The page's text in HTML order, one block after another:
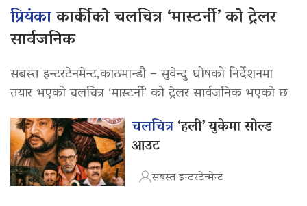
प्रियंकाकार्कीको चलचित्र ‘मास्टर्नी’ को ट्रेलर
सार्वजनिक
सबस्त इन्टरटेनमेन्ट,काठमान्डौ – सुवेन्दु घोषको निर्देशनमा
तयार भएको चलचित्र ‘मास्टर्नी’ को ट्रेलर सार्वजनिक भएको छ
चलचित्र‘हली’ युकेमा सोल्ड
आउट
सबस्त इन्टरटेन्मेन्ट